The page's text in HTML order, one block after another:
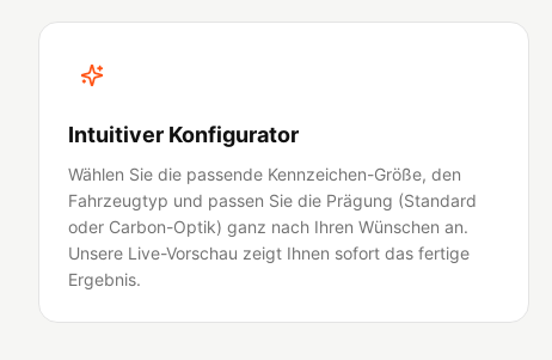
Intuitiver Konfigurator
Wählen Sie die passende Kennzeichen-Größe, den
Fahrzeugtyp und passen Sie die Prägung (Standard
oder Carbon-Optik) ganz nach Ihren Wünschen an.
Unsere Live-Vorschau zeigt Ihnen sofort das fertige
Ergebnis.